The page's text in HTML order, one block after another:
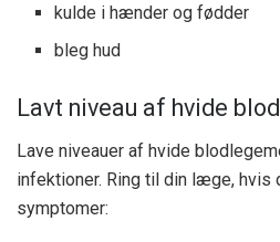
kulde i hænder og fødder
bleg hud
Lavt niveau af hvide
Lave niveauer af hvide
infektioner. Ring til din læge, hvis
symptomer: